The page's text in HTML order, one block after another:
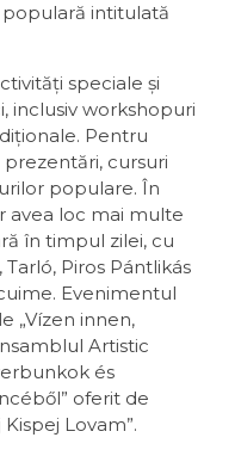
populară intitulată
speciale și
inclusiv workshopuri
Pentru
cursuri
populare. În
avea loc mai multe
în timpul zilei, cu
Piros Pántlikás
Evenimentul
„Vízen innen,
Artistic
és
oferit de
Lovam”.